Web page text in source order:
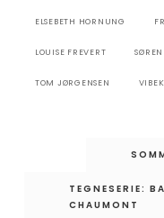
ELSEBETH HORNUNG
LOUISE FREVERT
TOM JØRGENSEN
TEGNESERIE:
CHAUMONT